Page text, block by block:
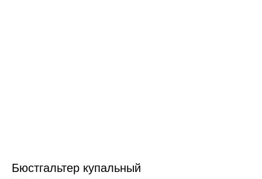
Бюстгальтер купальный